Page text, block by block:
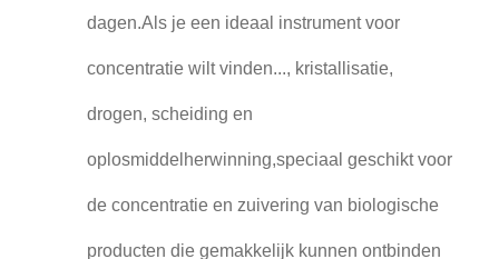
dagen.Als je een ideaal instrument voor
concentratie wilt vinden..., kristallisatie,
drogen, scheiding en
oplosmiddelherwinning,speciaal geschikt voor
de concentratie en zuivering van biologische
producten die gemakkelijk kunnen ontbinden